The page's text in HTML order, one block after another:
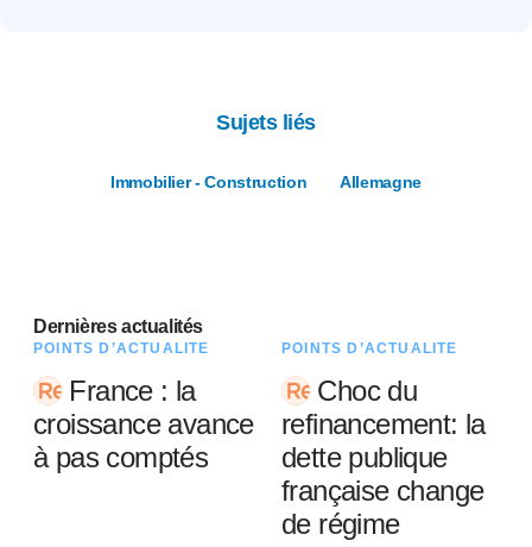
Sujets liés
Immobilier - Construction Allemagne
Dernières actualités
POINTS D’ACTUALITÉ
France : la
croissance avance
à pas comptés
POINTS D’ACTUALITÉ
Choc du
refinancement: la
dette publique
française change
de régime